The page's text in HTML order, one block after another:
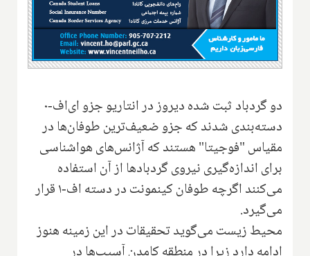
دو گردباد ثبت شده دیروز در انتاریو جزو ‌ای‌اف-۰
دسته‌بندی شدند که جزو ضعیف‌ترین طوفان‌ها در
مقیاس "فوجیتا" هستند که آژانس‌های هواشناسی
برای اندازه‌گیری نیروی گردبادها از آن استفاده
می‌کنند اگرچه طوفان کینمونت در دسته اف-۱ قرار
می‌گیرد.
محیط زیست می‌گوید تحقیقات در این زمینه هنوز